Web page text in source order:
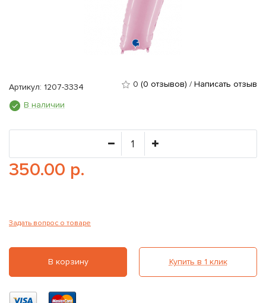
Артикул: 1207-3334 0 (0 отзывов) / Написать отзыв
В наличии
350.00 р.
Задать вопрос о товаре
В корзину Купить в 1 клик